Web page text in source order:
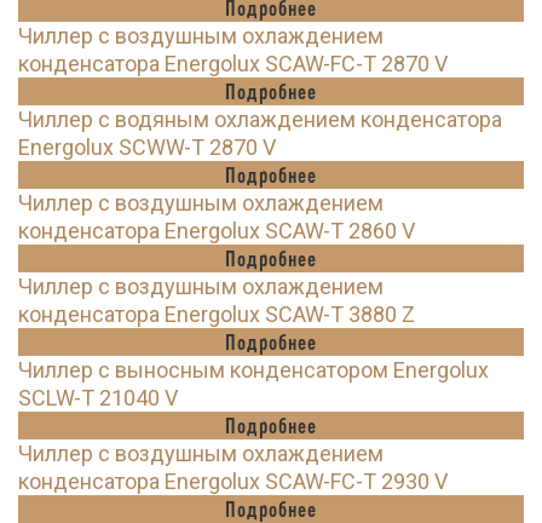
Подробнее
Чиллер с воздушным охлаждением
конденсатора Energolux SCAW-FC-T 2870 V
Подробнее
Чиллер с водяным охлаждением конденсатора
Energolux SCWW-T 2870 V
Подробнее
Чиллер с воздушным охлаждением
конденсатора Energolux SCAW-T 2860 V
Подробнее
Чиллер с воздушным охлаждением
конденсатора Energolux SCAW-T 3880 Z
Подробнее
Чиллер с выносным конденсатором Energolux
SCLW-T 21040 V
Подробнее
Чиллер с воздушным охлаждением
конденсатора Energolux SCAW-FC-T 2930 V
Подробнее